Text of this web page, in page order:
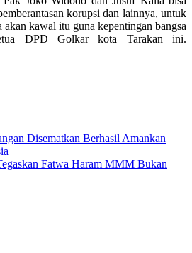
korupsi dan lainnya, untuk
kawal itu guna kepentingan bangsa
DPD Golkar kota Tarakan ini.
Disematkan Berhasil Amankan
Fatwa Haram MMM Bukan